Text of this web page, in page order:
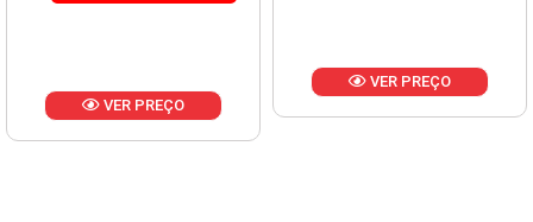
VER PREÇO
VER PREÇO